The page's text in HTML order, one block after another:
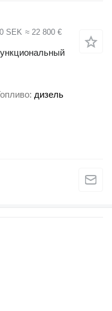
SEK ≈ 22 800 €
дизель